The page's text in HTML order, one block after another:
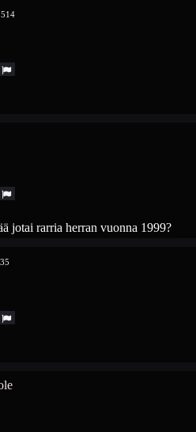
jotai rarria herran vuonna 1999?